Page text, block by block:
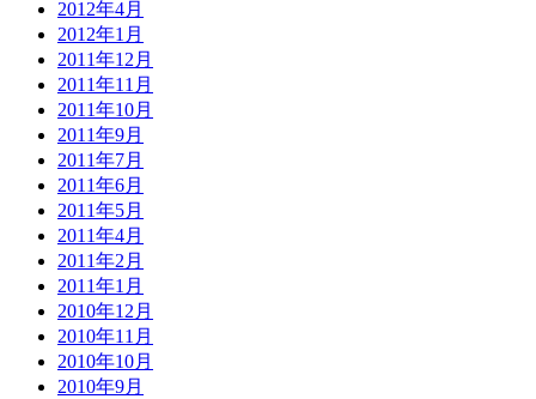
2012年4月
2012年1月
2011年12月
2011年11月
2011年10月
2011年9月
2011年7月
2011年6月
2011年5月
2011年4月
2011年2月
2011年1月
2010年12月
2010年11月
2010年10月
2010年9月